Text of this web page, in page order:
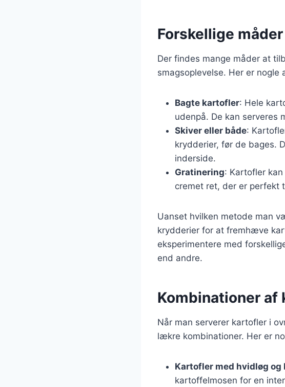
Forskellige
Der findes mange måder at
smagsoplevelse. Her er
Bagte kartofler: Hele
udenpå. De kan serveres
Skiver eller både:
krydderier, før de bages.
inderside.
Gratinering: Kartofler
cremet ret, der er perfekt
Uanset hvilken metode man
krydderier for at fremhæve
eksperimentere med
end andre.
Kombinationer
Når man serverer kartofler i
lækre kombinationer. Her er
Kartofler med hvidløg
kartoffelmosen for en